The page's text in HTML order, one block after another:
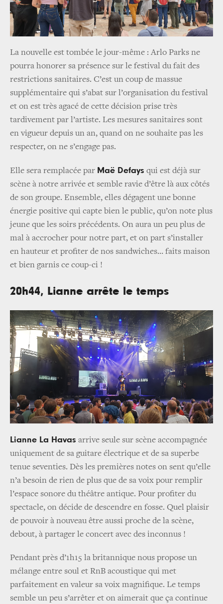
La nouvelle est tombée le jour-même : Arlo Parks ne
pourra honorer sa présence sur le festival du fait des
restrictions sanitaires. C’est un coup de massue
supplémentaire qui s’abat sur l’organisation du festival
et on est très agacé de cette décision prise très
tardivement par l’artiste. Les mesures sanitaires sont
en vigueur depuis un an, quand on ne souhaite pas les
respecter, on ne s’engage pas.
Elle sera remplacée par Maë Defays qui est déjà sur
scène à notre arrivée et semble ravie d’être là aux côtés
de son groupe. Ensemble, elles dégagent une bonne
énergie positive qui capte bien le public, qu’on note plus
jeune que les soirs précédents. On aura un peu plus de
mal à accrocher pour notre part, et on part s’installer
en hauteur et profiter de nos sandwiches… faits maison
et bien garnis ce coup-ci !
20h44, Lianne arrête le temps
Lianne La Havas arrive seule sur scène accompagnée
uniquement de sa guitare électrique et de sa superbe
tenue seventies. Dès les premières notes on sent qu’elle
n’a besoin de rien de plus que de sa voix pour remplir
l’espace sonore du théâtre antique. Pour profiter du
spectacle, on décide de descendre en fosse. Quel plaisir
de pouvoir à nouveau être aussi proche de la scène,
debout, à partager le concert avec des inconnus !
Pendant près d’1h15 la britannique nous propose un
mélange entre soul et RnB acoustique qui met
parfaitement en valeur sa voix magnifique. Le temps
semble un peu s’arrêter et on aimerait que ça continue